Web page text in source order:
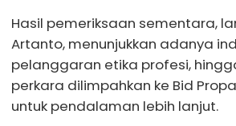
Hasil pemeriksaan sementara,
Artanto, menunjukkan adanya
pelanggaran etika profesi,
perkara dilimpahkan ke Bid
untuk pendalaman lebih lanjut.